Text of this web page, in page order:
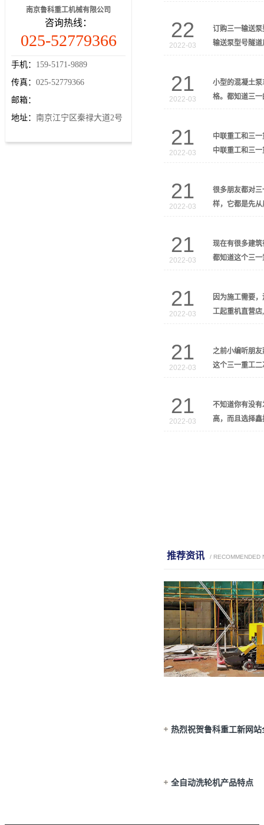
22
2022-03
订购三一输送
输送泵型号隧
21
2022-03
小型的混凝土
格。都知道三
21
2022-03
中联重工和三
中联重工和三
21
2022-03
很多朋友都对
样，它都是先
21
2022-03
现在有很多建
都知道这个三
21
2022-03
因为施工需要
工起重机直营
21
2022-03
之前小编听朋
这个三一重工
21
2022-03
不知道你有没
高，而且选择
推荐资讯 / RECOMMENDED
热烈祝贺鲁科重工新网站
全自动洗轮机产品特点
南京鲁科重工机械有限公司
咨询热线：
025-52779366
手机： 159-5171-9889
传真： 025-52779366
邮箱：
地址： 南京江宁区秦禄大道2号